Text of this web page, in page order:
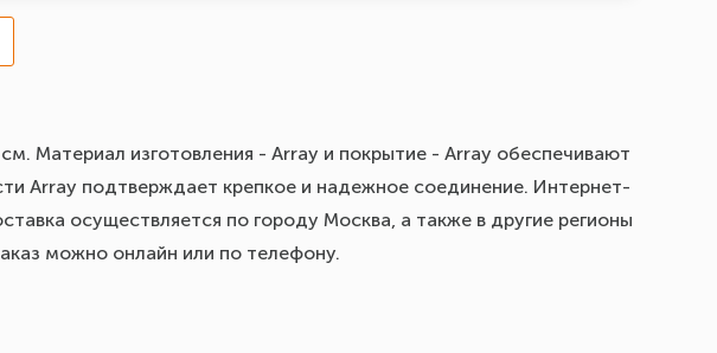
Материал изготовления - Array и покрытие - Array обеспечивают
Array подтверждает крепкое и надежное соединение. Интернет-
осуществляется по городу Москва, а также в другие регионы
можно онлайн или по телефону.